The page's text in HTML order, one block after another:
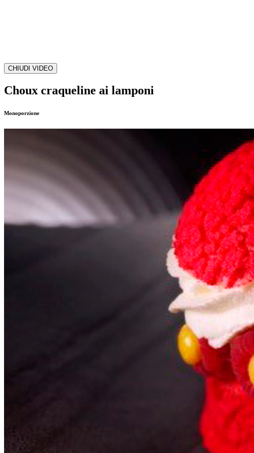
CHIUDI VIDEO
Choux craqueline ai lamponi
Monoporzione